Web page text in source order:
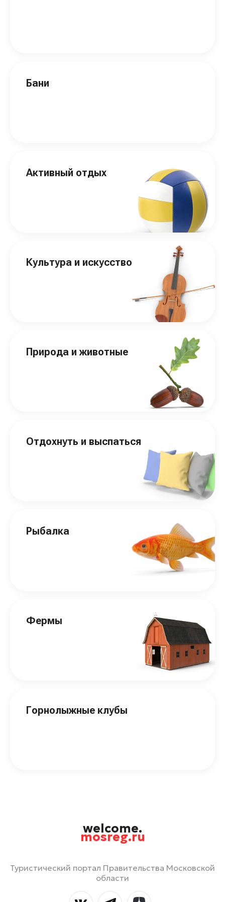
Бани
Активный отдых
Культура и искусство
Природа и животные
Отдохнуть и выспаться
Рыбалка
Фермы
Горнолыжные клубы
welcome.
mosreg.ru
Туристический портал Правительства Московской
области